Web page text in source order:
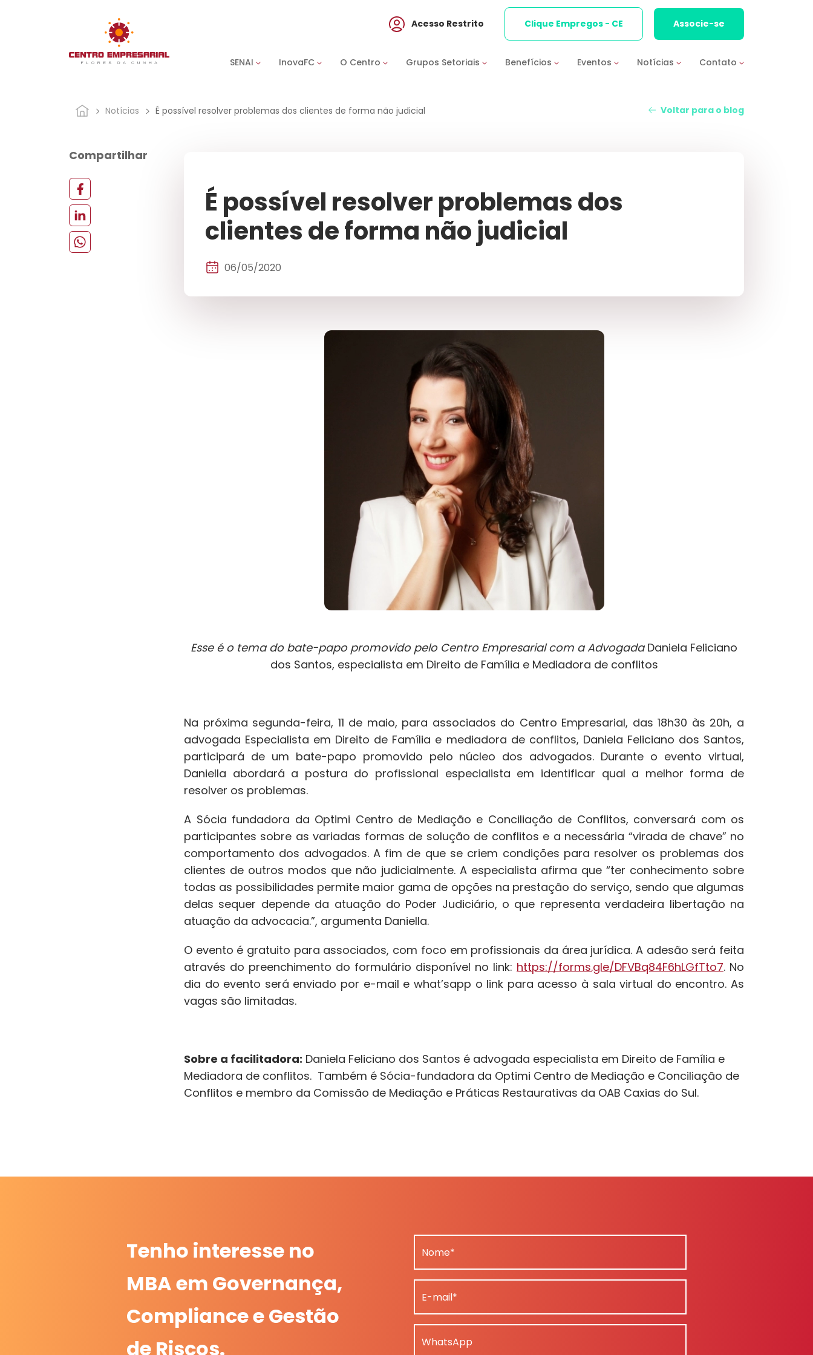
SENAI InovaFC O Centro Grupos Setoriais Benefícios Eventos Notícias Contato
Acesso Restrito Clique Empregos - CE Associe-se
Notícias É possível resolver problemas dos clientes de forma não judicial Voltar para o blog
Compartilhar
É possível resolver problemas dos
clientes de forma não judicial
06/05/2020
Esse é o tema do bate-papo promovido pelo Centro Empresarial com a AdvogadaDaniela Feliciano
dos Santos, especialista em Direito de Família e Mediadora de conflitos
Na próxima segunda-feira, 11 de maio, para associados do Centro Empresarial, das 18h30 às 20h, a
advogada Especialista em Direito de Família e mediadora de conflitos, Daniela Feliciano dos Santos,
participará de um bate-papo promovido pelo núcleo dos advogados. Durante o evento virtual,
Daniella abordará a postura do profissional especialista em identificar qual a melhor forma de
resolver os problemas.
A Sócia fundadora da Optimi Centro de Mediação e Conciliação de Conflitos, conversará com os
participantes sobre as variadas formas de solução de conflitos e a necessária “virada de chave” no
comportamento dos advogados. A fim de que se criem condições para resolver os problemas dos
clientes de outros modos que não judicialmente. A especialista afirma que “ter conhecimento sobre
todas as possibilidades permite maior gama de opções na prestação do serviço, sendo que algumas
delas sequer depende da atuação do Poder Judiciário, o que representa verdadeira libertação na
atuação da advocacia.”, argumenta Daniella.
O evento é gratuito para associados, com foco em profissionais da área jurídica. A adesão será feita
através do preenchimento do formulário disponível no link: https://forms.gle/DFVBq84F6hLGfTto7. No
dia do evento será enviado por e-mail e what’sapp o link para acesso à sala virtual do encontro. As
vagas são limitadas.
Sobre a facilitadora: Daniela Feliciano dos Santos é advogada especialista em Direito de Família e
Mediadora de conflitos. Também é Sócia-fundadora da Optimi Centro de Mediação e Conciliação de
Conflitos e membro da Comissão de Mediação e Práticas Restaurativas da OAB Caxias do Sul.
Tenho interesse no
MBA em Governança,
Compliance e Gestão
de Riscos.
Nome*
E-mail*
WhatsApp